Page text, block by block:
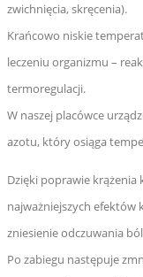
zwichnięcia, skręcenia).
Krańcowo niskie
leczeniu organizmu –
termoregulacji.
W naszej placówce
azotu, który osiąga
Dzięki poprawie krążenia
najważniejszych efektów
zniesienie odczuwania
Po zabiegu następuje